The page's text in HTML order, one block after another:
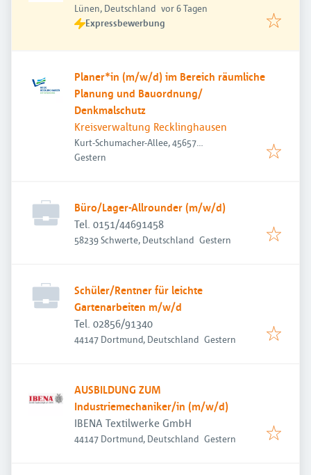
Lünen, Deutschland Veröffentlicht
vor 6 Tagen
Expressbewerbung
Planer*in (m/w/d) im Bereich räumliche
Planung und Bauordnung/
Denkmalschutz
Kreisverwaltung Recklinghausen
Kurt-Schumacher-Allee, 45657
Recklinghausen, Deutschland
Veröffentlicht
Gestern
Büro/Lager-Allrounder (m/w/d)
Tel. 0151/44691458
58239 Schwerte, Deutschland Veröffentlicht
Gestern
Schüler/Rentner für leichte
Gartenarbeiten m/w/d
Tel. 02856/91340
44147 Dortmund, Deutschland Veröffentlicht
Gestern
AUSBILDUNG ZUM
Industriemechaniker/in (m/w/d)
IBENA Textilwerke GmbH
44147 Dortmund, Deutschland Veröffentlicht
Gestern